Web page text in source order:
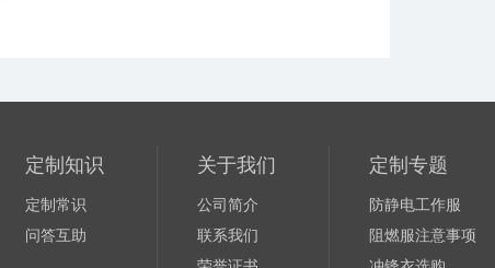
定制知识
定制常识
问答互助
关于我们
公司简介
联系我们
定制专题
防静电工作服
阻燃服注意事项